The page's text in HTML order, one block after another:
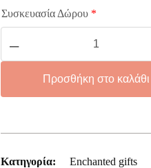
Συσκευασία Δώρου *
–
Crystal
Daisy
Προσθήκη στο καλάθι
Κατηγορία:
Enchanted gifts